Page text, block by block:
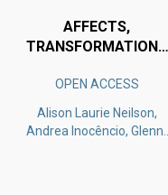
AFFECTS,
TRANSFORMATIONS
VOICES
OPEN ACCESS
Alison Laurie Neilson,
Andrea Inocêncio, Glenn-